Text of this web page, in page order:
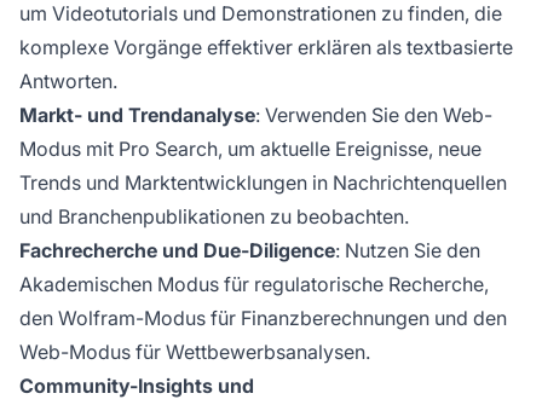
um Videotutorials und Demonstrationen zu finden, die
komplexe Vorgänge effektiver erklären als textbasierte
Antworten.
Markt- und Trendanalyse: Verwenden Sie den Web-
Modus mit Pro Search, um aktuelle Ereignisse, neue
Trends und Marktentwicklungen in Nachrichtenquellen
und Branchenpublikationen zu beobachten.
Fachrecherche und Due-Diligence: Nutzen Sie den
Akademischen Modus für regulatorische Recherche,
den Wolfram-Modus für Finanzberechnungen und den
Web-Modus für Wettbewerbsanalysen.
Community-Insights und